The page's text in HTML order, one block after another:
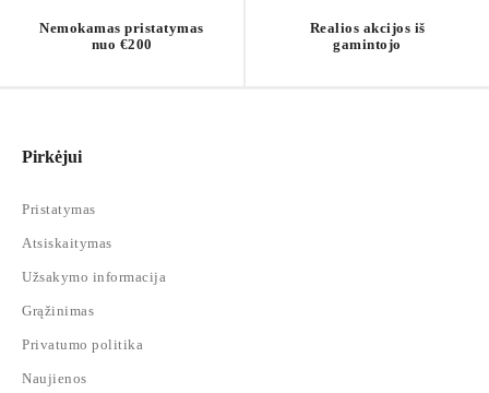
Nemokamas pristatymas
nuo €200
Realios akcijos iš
gamintojo
Pirkėjui
Pristatymas
Atsiskaitymas
Užsakymo informacija
Grąžinimas
Privatumo politika
Naujienos